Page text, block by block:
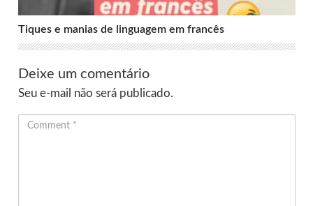
Tiques e manias de linguagem em francês
Deixe um comentário
Seu e-mail não será publicado.